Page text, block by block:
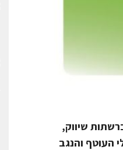
שיווק,
העוטף והנגב